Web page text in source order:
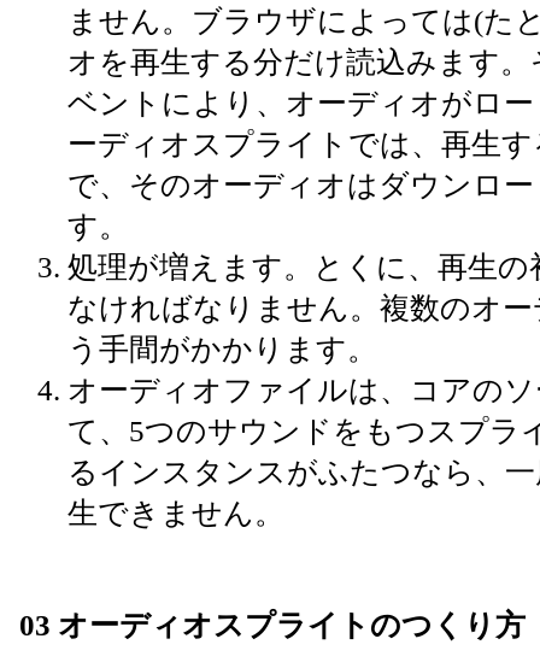
ません。ブラウザによっては(た
オを再生する分だけ読込みます。
ベントにより、オーディオがロ
ーディオスプライトでは、再生
で、そのオーディオはダウンロ
す。
処理が増えます。とくに、再生
なければなりません。複数のオ
う手間がかかります。
オーディオファイルは、コアの
て、5つのサウンドをもつスプラ
るインスタンスがふたつなら、
生できません。
03 オーディオスプライトのつくり方